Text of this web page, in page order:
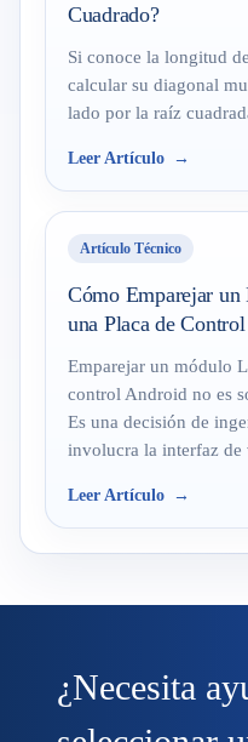
Cuadrado?
Si conoce la longitud
calcular su diagonal
lado por la raíz
Leer Artículo
Artículo Técnico
Cómo Emparejar
una Placa de
Emparejar un módulo
control Android no es
Es una decisión de
involucra la interfaz
Leer Artículo
¿Necesita